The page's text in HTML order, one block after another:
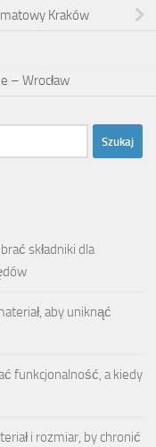
Kraków
– Wrocław
składniki dla
aby uniknąć
funkcjonalność, a kiedy
i rozmiar, by chronić